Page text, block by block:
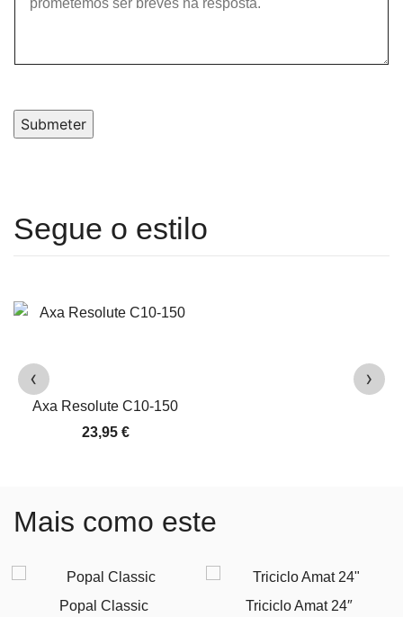
Submeter
‹
Axa Resolute C10-150
23,95 €
›
Mais como este
Popal Classic
Triciclo Amat 24″